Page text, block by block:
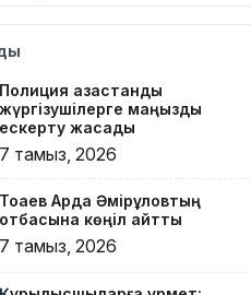
Қарағандада
бар жейде
киген
жолаушы
қызу
түсті
Президент
Полиция қазақстандық
жүргізушілерге маңызды
ескерту жасады
7 тамыз, 2026
Тоқаев Ардақ Әмірқұловтың
отбасына көңіл айтты
7 тамыз, 2026